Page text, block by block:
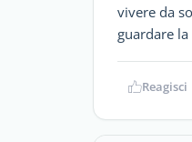
vivere da
guardare la
Reagisci